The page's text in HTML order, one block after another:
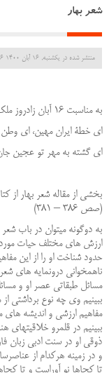
شعر بهار
منتشر شده در یکشنبه, 16 آبان 1400 22:26
به مناسبت 16 آبان زادروز ملک الشعرای بهار
ای خطۀ ایران مهین، ای
ای گشته به مهر تو عجین
بخشی از مقاله شعر بهار از
(صص 386 – 381)
به دوگونه می‏توان در باب
ارزش‏ های مختلف حیات مورد
حدود شناخت او را از این
ناهمخوانی درونمایه‏ های
مسائل ‏طبقاتی عصر او و
ببینیم وی چه نوع برداشتی
مفاهیم ارزشی و اندیشه
ببینیم در قلمرو خلاقیت‏های
ذوقی ‏او در سنت ادبی زبان
و در زمینه هرکدام از
تا کجاها نو آوراست و تا